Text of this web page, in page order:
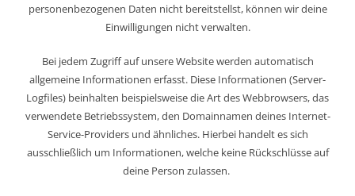
personenbezogenen Daten nicht bereitstellst, können wir deine
Einwilligungen nicht verwalten.
Bei jedem Zugriff auf unsere Website werden automatisch
allgemeine Informationen erfasst. Diese Informationen (Server-
Logfiles) beinhalten beispielsweise die Art des Webbrowsers, das
verwendete Betriebssystem, den Domainnamen deines Internet-
Service-Providers und ähnliches. Hierbei handelt es sich
ausschließlich um Informationen, welche keine Rückschlüsse auf
deine Person zulassen.